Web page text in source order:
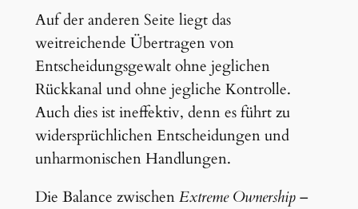
Auf der anderen Seite liegt das
weitreichende Übertragen von
Entscheidungsgewalt ohne jeglichen
Rückkanal und ohne jegliche Kontrolle.
Auch dies ist ineffektiv, denn es führt zu
widersprüchlichen Entscheidungen und
unharmonischen Handlungen.
Die Balance zwischenExtreme Ownership–